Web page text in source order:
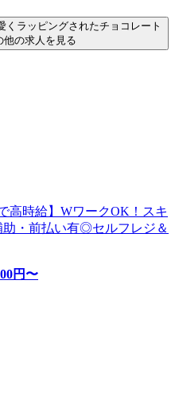
くラッピングされたチョコレート
他の求人を見る
時給】WワークOK！スキ
・前払い有◎セルフレジ＆
円〜